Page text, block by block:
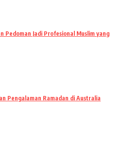
Pedoman Jadi Profesional Muslim yang
Pengalaman Ramadan di Australia